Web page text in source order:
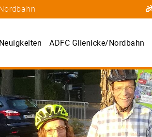
Neuigkeiten ADFC Glienicke/Nordbahn